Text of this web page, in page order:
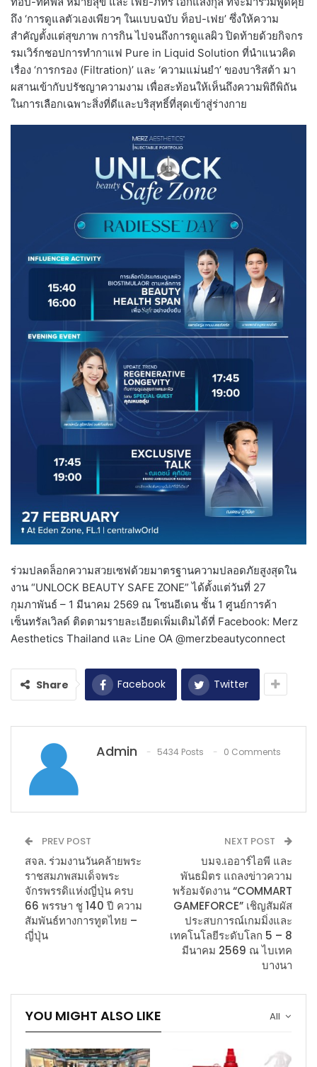
ถึง ‘การดูแลตัวเองเพียวๆ ในแบบฉบับ ท็อป-เฟย’ ซึ่งให้ความ
สำคัญตั้งแต่สุขภาพ การกิน ไปจนถึงการดูแลผิว ปิดท้ายด้วยกิจกร
รมเวิร์กชอปการทำกาแฟ Pure in Liquid Solution ที่นำแนวคิด
เรื่อง ‘การกรอง (Filtration)’ และ ‘ความแม่นยำ’ ของบาริสต้า มา
ผสานเข้ากับปรัชญาความงาม เพื่อสะท้อนให้เห็นถึงความพิถีพิถัน
ในการเลือกเฉพาะสิ่งที่ดีและบริสุทธิ์ที่สุดเข้าสู่ร่างกาย
ร่วมปลดล็อกความสวยเซฟด้วยมาตรฐานความปลอดภัยสูงสุดใน
งาน “UNLOCK BEAUTY SAFE ZONE” ได้ตั้งแต่วันที่ 27
กุมภาพันธ์ – 1 มีนาคม 2569 ณ โซนอีเดน ชั้น 1 ศูนย์การค้า
เซ็นทรัลเวิลด์ ติดตามรายละเอียดเพิ่มเติมได้ที่ Facebook: Merz
Aesthetics Thailand และ Line OA @merzbeautyconnect
Share Facebook Twitter
Admin 5434 Posts 0 Comments
PREV POST
สจล. ร่วมงานวันคล้ายพระ
ราชสมภพสมเด็จพระ
จักรพรรดิแห่งญี่ปุ่น ครบ
66 พรรษา ชู 140 ปี ความ
สัมพันธ์ทางการทูตไทย –
ญี่ปุ่น
NEXT POST
บมจ.เออาร์ไอพี และ
พันธมิตร แถลงข่าวความ
พร้อมจัดงาน “COMMART
GAMEFORCE” เชิญสัมผัส
ประสบการณ์เกมมิ่งและ
เทคโนโลยีระดับโลก 5 – 8
มีนาคม 2569 ณ ไบเทค
บางนา
All
YOU MIGHT ALSO LIKE